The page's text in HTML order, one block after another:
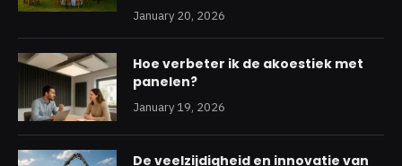
January 20, 2026
Hoe verbeter ik de akoestiek met
panelen?
January 19, 2026
De veelzijdigheid en innovatie van